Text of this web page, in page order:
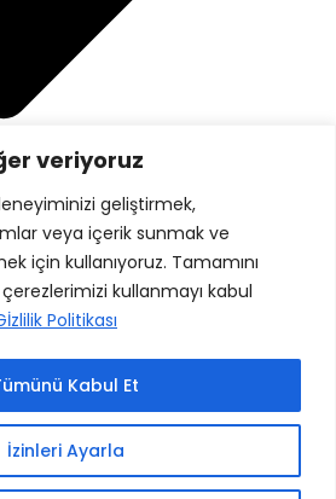
veriyoruz
geliştirmek,
veya içerik sunmak ve
için kullanıyoruz. Tamamını
kullanmayı kabul
Politikası
İzinleri Ayarla
Kabul Et